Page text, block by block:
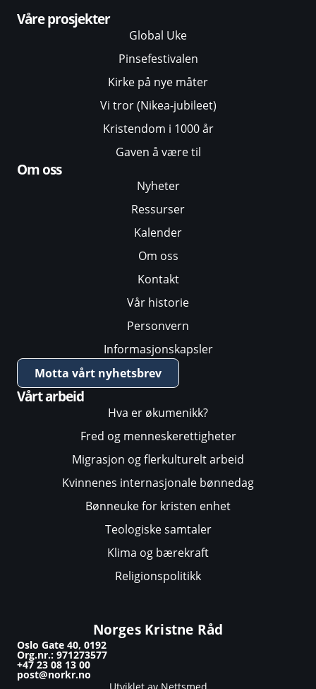
Våre prosjekter
Global Uke
Pinsefestivalen
Kirke på nye måter
Vi tror (Nikea-jubileet)
Kristendom i 1000 år
Gaven å være til
Om oss
Nyheter
Ressurser
Kalender
Om oss
Kontakt
Vår historie
Personvern
Informasjonskapsler
Motta vårt nyhetsbrev
Vårt arbeid
Hva er økumenikk?
Fred og menneskerettigheter
Migrasjon og flerkulturelt arbeid
Kvinnenes internasjonale bønnedag
Bønneuke for kristen enhet
Teologiske samtaler
Klima og bærekraft
Religionspolitikk
Norges Kristne Råd
Oslo Gate 40, 0192
Org.nr.: 971273577
+47 23 08 13 00
post@norkr.no